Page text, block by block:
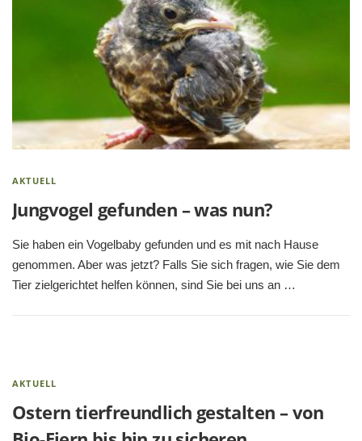
AKTUELL
Jungvogel gefunden – was nun?
Sie haben ein Vogelbaby gefunden und es mit nach Hause
genommen. Aber was jetzt? Falls Sie sich fragen, wie Sie dem
Tier zielgerichtet helfen können, sind Sie bei uns an …
AKTUELL
Ostern tierfreundlich gestalten – von